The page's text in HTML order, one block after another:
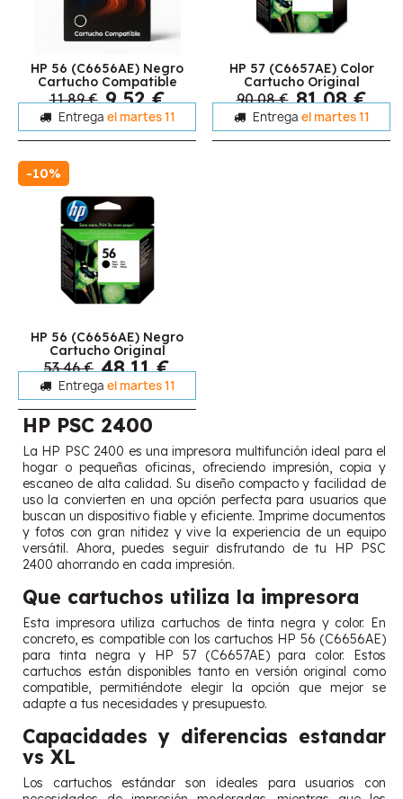
HP 56 (C6656AE) Negro
Cartucho Compatible
11,89 € 9,52 €
Entrega el martes 11
HP 57 (C6657AE) Color
Cartucho Original
90,08 € 81,08 €
Entrega el martes 11
-10%
HP 56 (C6656AE) Negro
Cartucho Original
53,46 € 48,11 €
Entrega el martes 11
HP PSC 2400
La HP PSC 2400 es una impresora multifunción ideal para el
hogar o pequeñas oficinas, ofreciendo impresión, copia y
escaneo de alta calidad. Su diseño compacto y facilidad de
uso la convierten en una opción perfecta para usuarios que
buscan un dispositivo fiable y eficiente. Imprime documentos
y fotos con gran nitidez y vive la experiencia de un equipo
versátil. Ahora, puedes seguir disfrutando de tu HP PSC
2400 ahorrando en cada impresión.
Que cartuchos utiliza la impresora
Esta impresora utiliza cartuchos de tinta negra y color. En
concreto, es compatible con los cartuchos HP 56 (C6656AE)
para tinta negra y HP 57 (C6657AE) para color. Estos
cartuchos están disponibles tanto en versión original como
compatible, permitiéndote elegir la opción que mejor se
adapte a tus necesidades y presupuesto.
Capacidades y diferencias estandar
vs XL
Los cartuchos estándar son ideales para usuarios con